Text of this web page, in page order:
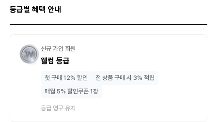
등급별 혜택 안내
신규 가입 회원
웰컴 등급
첫 구매 12% 할인
전 상품 구매 시 3% 적립
매월 5% 할인쿠폰 1장
등급 영구 유지